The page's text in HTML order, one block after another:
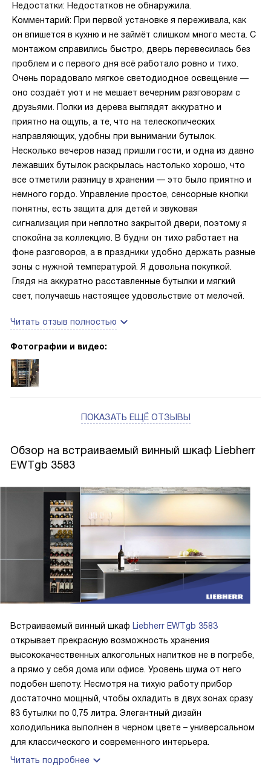
Недостатки: Недостатков не обнаружила.
Комментарий: При первой установке я переживала, как
он впишется в кухню и не займёт слишком много места. С
монтажом справились быстро, дверь перевесилась без
проблем и с первого дня всё работало ровно и тихо.
Очень порадовало мягкое светодиодное освещение —
оно создаёт уют и не мешает вечерним разговорам с
друзьями. Полки из дерева выглядят аккуратно и
приятно на ощупь, а те, что на телескопических
направляющих, удобны при вынимании бутылок.
Несколько вечеров назад пришли гости, и одна из давно
лежавших бутылок раскрылась настолько хорошо, что
все отметили разницу в хранении — это было приятно и
немного гордо. Управление простое, сенсорные кнопки
понятны, есть защита для детей и звуковая
сигнализация при неплотно закрытой двери, поэтому я
спокойна за коллекцию. В будни он тихо работает на
фоне разговоров, а в праздники удобно держать разные
зоны с нужной температурой. Я довольна покупкой.
Глядя на аккуратно расставленные бутылки и мягкий
свет, получаешь настоящее удовольствие от мелочей.
Читать отзыв полностью
Фотографии и видео:
ПОКАЗАТЬ ЕЩЁ ОТЗЫВЫ
Обзор на встраиваемый винный шкаф Liebherr
EWTgb 3583
Встраиваемый винный шкаф Liebherr EWTgb 3583
открывает прекрасную возможность хранения
высококачественных алкогольных напитков не в погребе,
а прямо у себя дома или офисе. Уровень шума от него
подобен шепоту. Несмотря на тихую работу прибор
достаточно мощный, чтобы охладить в двух зонах сразу
83 бутылки по 0,75 литра. Элегантный дизайн
холодильника выполнен в черном цвете – универсальном
для классического и современного интерьера.
Читать подробнее